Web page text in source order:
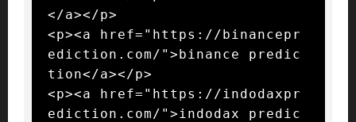
</a></p>
<p><a href="https://binancepr
ediction.com/">binance predic
tion</a></p>
<p><a href="https://indodaxpr
ediction.com/">indodax predic